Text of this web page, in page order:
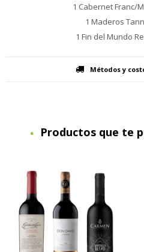
1 Cabernet Franc/
1 Maderos
1 Fin del Mundo
Métodos y
Productos que te